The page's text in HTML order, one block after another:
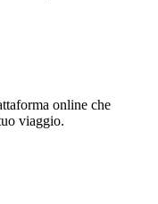
online che
viaggio.